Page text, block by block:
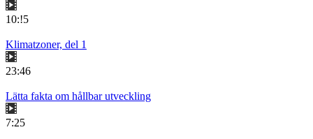
10:!5
Klimatzoner, del 1
23:46
Lätta fakta om hållbar utveckling
7:25